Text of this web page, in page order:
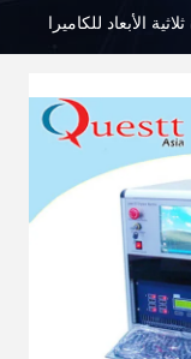
الأبعاد للكاميرا